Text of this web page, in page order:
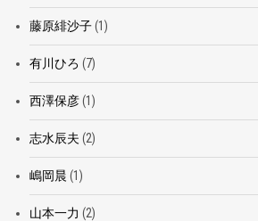
藤原緋沙子(1)
有川ひろ (7)
西澤保彦(1)
志水辰夫 (2)
嶋岡晨 (1)
山本一力 (2)